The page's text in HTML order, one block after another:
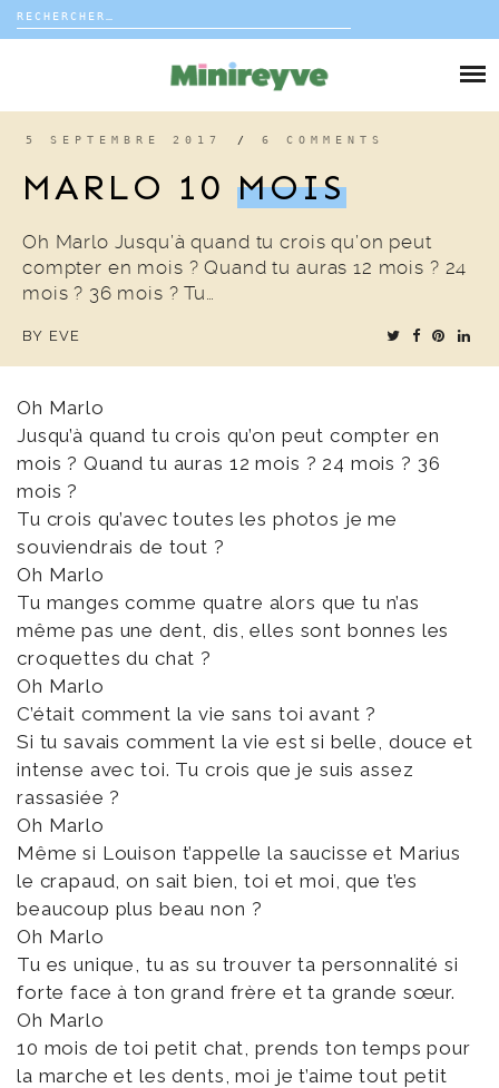
Rechercher :
DÉCO
VOYAGE
5 SEPTEMBRE 2017 / 6 COMMENTS
MARLO 10 MOIS
Oh Marlo Jusqu’à quand tu crois qu’on peut
compter en mois ? Quand tu auras 12 mois ? 24
mois ? 36 mois ? Tu…
BY EVE
Oh Marlo
Jusqu’à quand tu crois qu’on peut compter en
mois ? Quand tu auras 12 mois ? 24 mois ? 36
mois ?
Tu crois qu’avec toutes les photos je me
souviendrais de tout ?
Oh Marlo
Tu manges comme quatre alors que tu n’as
même pas une dent, dis, elles sont bonnes les
croquettes du chat ?
Oh Marlo
C’était comment la vie sans toi avant ?
Si tu savais comment la vie est si belle, douce et
intense avec toi. Tu crois que je suis assez
rassasiée ?
Oh Marlo
Même si Louison t’appelle la saucisse et Marius
le crapaud, on sait bien, toi et moi, que t’es
beaucoup plus beau non ?
Oh Marlo
Tu es unique, tu as su trouver ta personnalité si
forte face à ton grand frère et ta grande sœur.
Oh Marlo
10 mois de toi petit chat, prends ton temps pour
la marche et les dents, moi je t’aime tout petit